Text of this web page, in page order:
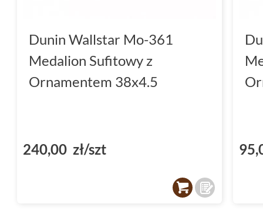
Dunin Wallstar Mo-361
Medalion Sufitowy z
Ornamentem 38x4.5
240,00 zł/szt